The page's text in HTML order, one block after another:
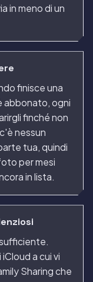
in meno di un
finisce una
abbonato, ogni
finché non
nessun
tua, quindi
per mesi
in lista.
a cui vi
Sharing che